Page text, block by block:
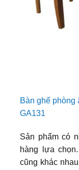
Bàn ghế phòng
GA131
Sản phẩm có
hàng lựa
cũng khác